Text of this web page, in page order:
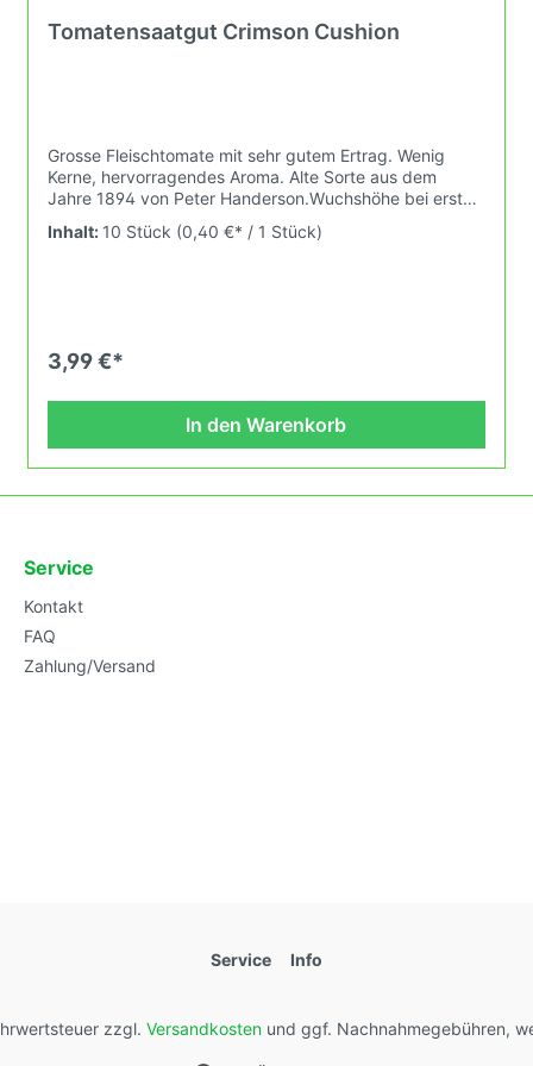
Tomatensaatgut Crimson Cushion
Grosse Fleischtomate mit sehr gutem Ertrag. Wenig
Kerne, hervorragendes Aroma. Alte Sorte aus dem
Jahre 1894 von Peter Handerson.Wuchshöhe bei erster
Fruchtreife: 1,8mFruchtgewicht: 200-300gDas
Tomatensaatgut wird ausdrücklich als Sammelobjekt
Wachstumsbedingungen nach den Grundsätzen des
Demeter Verbandes an. Damit wird die Tomatenvielfalt
Inhalt: 10 Stück (0,40 €* / 1 Stück)
3,99 €*
In den Warenkorb
Service
Kontakt
FAQ
Zahlung/Versand
Service Info
zzgl. Versandkosten und ggf. Nachnahmegebühren,